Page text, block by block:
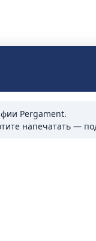
Pergament.
напечатать —